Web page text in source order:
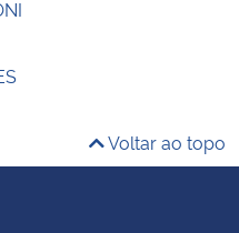
Voltar ao topo